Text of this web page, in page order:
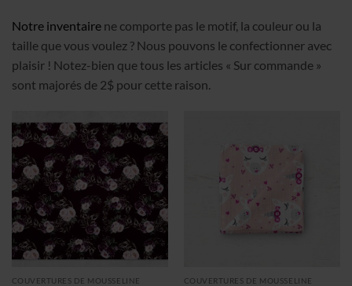
Notre inventaire ne comporte pas le motif, la couleur ou la
taille que vous voulez ? Nous pouvons le confectionner avec
plaisir ! Notez-bien que tous les articles « Sur commande »
sont majorés de 2$ pour cette raison.
COUVERTURES DE MOUSSELINE COUVERTURES DE MOUSSELINE